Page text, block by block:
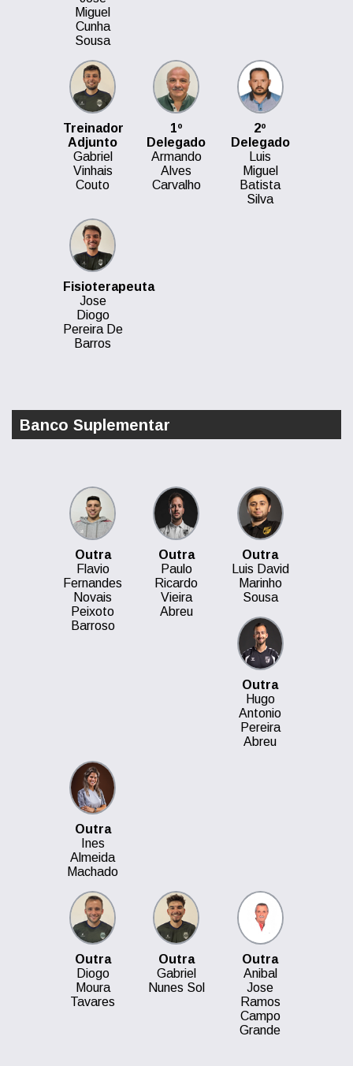
Miguel
Cunha
Sousa
Treinador
Adjunto
Gabriel
Vinhais
Couto
1º
Delegado
Armando
Alves
Carvalho
2º
Delegado
Luis
Miguel
Batista
Silva
Fisioterapeuta
Jose
Diogo
Pereira De
Barros
Banco Suplementar
Outra
Flavio
Fernandes
Novais
Peixoto
Barroso
Outra
Paulo
Ricardo
Vieira
Abreu
Outra
Luis David
Marinho
Sousa
Outra
Hugo
Antonio
Pereira
Abreu
Outra
Ines
Almeida
Machado
Outra
Diogo
Moura
Tavares
Outra
Gabriel
Nunes Sol
Outra
Anibal
Jose
Ramos
Campo
Grande